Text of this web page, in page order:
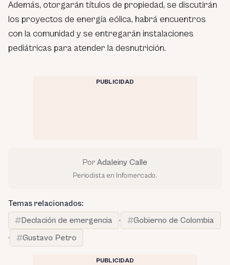
Además, otorgarán títulos de propiedad, se discutirán
los proyectos de energía eólica, habrá encuentros
con la comunidad y se entregarán instalaciones
pediátricas para atender la desnutrición.
PUBLICIDAD
Por Adaleiny Calle
Periodista en Infomercado.
Temas relacionados:
Declación de emergencia
·
Gobierno de Colombia
·
Gustavo Petro
PUBLICIDAD